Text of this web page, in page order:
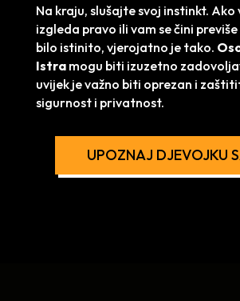
Na kraju, slušajte svoj instinkt. Ako
izgleda pravo ili vam se čini
bilo istinito, vjerojatno je tako.
Istramogu biti izuzetno
uvijek je važno biti oprezan i
sigurnost i privatnost.
UPOZNAJ DJEVOJKU